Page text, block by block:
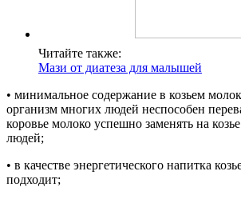
Читайте также:
Мази от диатеза для малышей
• минимальное содержание в козьем
организм многих людей неспособен
коровье молоко успешно заменять на
людей;
• в качестве энергетического напитка
подходит;